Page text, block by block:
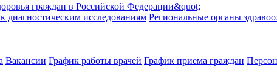
граждан в Российской Федерации&quot;
диагностическим исследованиям Региональные органы
Вакансии График работы врачей График приема граждан